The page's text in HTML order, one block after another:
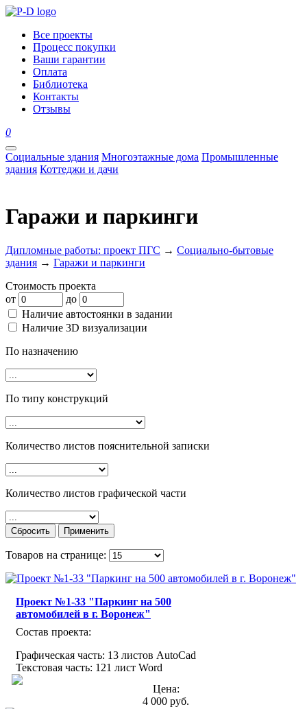
Все проекты
Процесс покупки
Ваши гарантии
Оплата
Библиотека
Контакты
Отзывы
0
Социальные здания Многоэтажные дома Промышленные
здания Коттеджи и дачи
Гаражи и паркинги
Дипломные работы: проект ПГС → Социально-бытовые
здания → Гаражи и паркинги
Стоимость проекта
от
до
Наличие автостоянки в задании
Наличие 3D визуализации
По назначению
По типу конструкций
Количество листов пояснительной записки
Количество листов графической части
Товаров на странице:
Проект №1-33 "Паркинг на 500
автомобилей в г. Воронеж"
Состав проекта:
Графическая часть: 13 листов AutoCad
Текстовая часть: 121 лист Word
Цена:
4 000 руб.